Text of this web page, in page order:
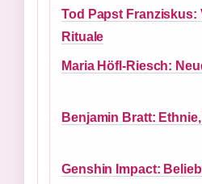
Tod Papst Franziskus:
Rituale
Maria Höfl-Riesch:
Benjamin Bratt:
Genshin Impact: